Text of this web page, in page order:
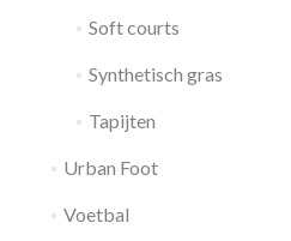
Soft courts
Synthetisch gras
Tapijten
Urban Foot
Voetbal